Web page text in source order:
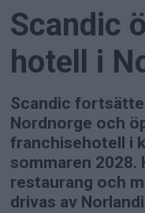
Scandic
hotell i
Scandic
Nordnorge och
franchisehotell i
sommaren 2028.
restaurang och
drivas av